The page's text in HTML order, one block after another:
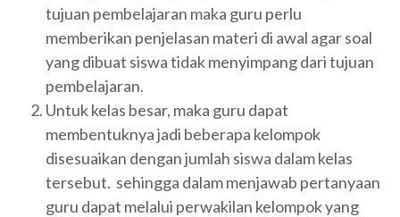
tujuan pembelajaran maka guru perlu
memberikan penjelasan materi di awal agar soal
yang dibuat siswa tidak menyimpang dari tujuan
pembelajaran.
Untuk kelas besar, maka guru dapat
membentuknya jadi beberapa kelompok
disesuaikan dengan jumlah siswa dalam kelas
tersebut. sehingga dalam menjawab pertanyaan
guru dapat melalui perwakilan kelompok yang